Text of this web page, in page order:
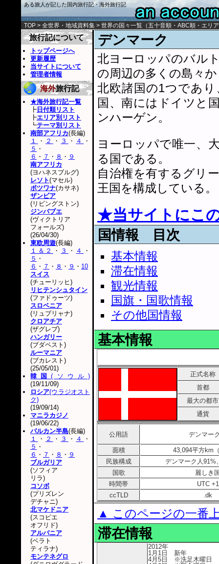
ある旅人が記した国内旅行記・海外旅行記
TOP > 全世界・地域資料集 > 世界の国々一覧 （五十音順 ・ ABC順 ・ エリ
デンマーク
北ヨーロッパのバル
の周辺の多くの島々
北欧諸国の1つであ
国、南にはドイツと
ンハーゲン。
ヨーロッパで唯一、
る国である。
自治権を有するグリ
王国を構成している。
★当サイトにこ
国情報 目次
基本情報
滞在情報
観光情報
国旗・国歌情報
その他国情報
基本情報
正式名称
首都
最大の都市
通貨
公用語 デンマー
面積
43,094平方km
民族構成
デンマーク人91%
国歌
麗しき
時間帯
UTC +1
ccTLD
.dk
▲ このページの一番
滞在情報
2012年
1月1日 新年
4月5日 ※洗足木曜日
旅行記について
トップページへ
更新履歴
当サイトについて
管理者情報
海外旅行記
★海外旅行記一覧
┣ 日付順リスト
┣エリア別リスト
┗テーマ別リスト
南部アフリカ(長編)
１
・ ２ ・ ３ ・ ４
・
５ ・
６ ・ ７ ・ ８ ・ ９
南アフリカ
(ヨハネスブルグ)
レソト(マセル)
ボツワナ(カサネ)
ザンビア
(リビングストン)
ジンバブエ
(ヴィクトリア
フォールズ)
(26/04/30)
東欧周遊(長編)
１＆２
・ ３ ・ ４
・
５ ・
６ ・ ７ ・ ８ ・ ９ ・ 10
スイス
(チューリッヒ)
リヒテンシュタイン
(ファドゥーツ)
スロベニア
(リュブリャナ)
クロアチア
(ザグレブ)
ハンガリー
(ブダペスト)
ルーマニア
(ブカレスト)
(25/05/01)
韓国(ソウル)
(19/11/09)
ロシア(ウラジオスト
ク)
(19/09/14)
マニラカジノ
(19/06/22)
バルカン半島(長編)
１
・ ２ ・ ３ ・ ４
・
５ ・
６ ・ ７ ・ ８ ・ ９
ブルガリア
(ソフィア
リラ)
コソボ
(プリズレン
デチャニ)
北マケドニア
(スコピエ
オフリド)
アルバニア
(ベラト
ティラナ)
モンテネグロ